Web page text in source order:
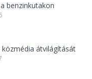
benzinkutakon
átvilágítását